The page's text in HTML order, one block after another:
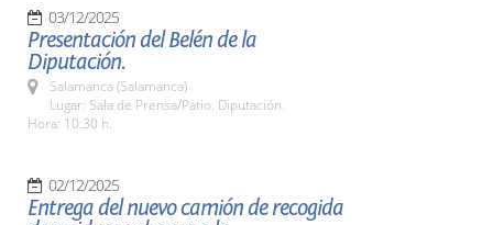
03/12/2025
Presentación del Belén de la
Diputación.
Salamanca (Salamanca)
Lugar: Sala de Prensa/Patio. Diputación.
Hora: 10:30 h.
02/12/2025
Entrega del nuevo camión de recogida